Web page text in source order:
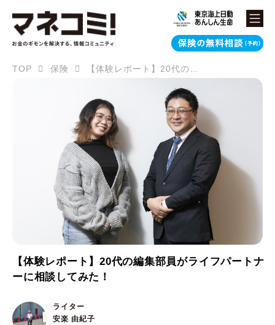
TOP 保険 【体験レポート】20代の編集部員がライフパートナーに相談してみた！
【体験レポート】20代の編集部員がライフパートナ
ーに相談してみた！
ライター
安楽 由紀子